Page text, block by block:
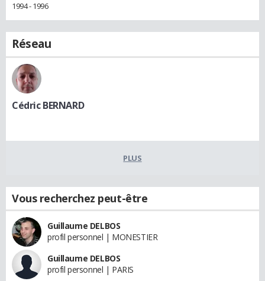
1994 - 1996
Réseau
Cédric BERNARD
PLUS
Vous recherchez peut-être
Guillaume DELBOS
profil personnel | MONESTIER
Guillaume DELBOS
profil personnel | PARIS